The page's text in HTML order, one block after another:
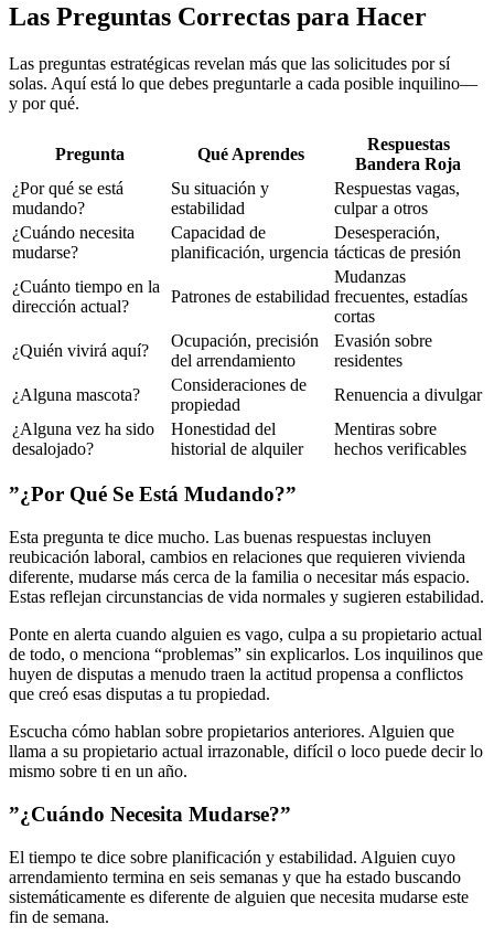
Las Preguntas Correctas para Hacer
Las preguntas estratégicas revelan más que las solicitudes por sí
solas. Aquí está lo que debes preguntarle a cada posible inquilino—
y por qué.
Pregunta Qué Aprendes
Respuestas
Bandera Roja
¿Por qué se está
mudando?
Su situación y
estabilidad
Respuestas vagas,
culpar a otros
¿Cuándo necesita
mudarse?
Capacidad de
planificación, urgencia
Desesperación,
tácticas de presión
¿Cuánto tiempo en la
dirección actual?
Patrones de estabilidad
Mudanzas
frecuentes, estadías
cortas
¿Quién vivirá aquí?
Ocupación, precisión
del arrendamiento
Evasión sobre
residentes
¿Alguna mascota?
Consideraciones de
propiedad
Renuencia a divulgar
¿Alguna vez ha sido
desalojado?
Honestidad del
historial de alquiler
Mentiras sobre
hechos verificables
”¿Por Qué Se Está Mudando?”
Esta pregunta te dice mucho. Las buenas respuestas incluyen
reubicación laboral, cambios en relaciones que requieren vivienda
diferente, mudarse más cerca de la familia o necesitar más espacio.
Estas reflejan circunstancias de vida normales y sugieren estabilidad.
Ponte en alerta cuando alguien es vago, culpa a su propietario actual
de todo, o menciona “problemas” sin explicarlos. Los inquilinos que
huyen de disputas a menudo traen la actitud propensa a conflictos
que creó esas disputas a tu propiedad.
Escucha cómo hablan sobre propietarios anteriores. Alguien que
llama a su propietario actual irrazonable, difícil o loco puede decir lo
mismo sobre ti en un año.
”¿Cuándo Necesita Mudarse?”
El tiempo te dice sobre planificación y estabilidad. Alguien cuyo
arrendamiento termina en seis semanas y que ha estado buscando
sistemáticamente es diferente de alguien que necesita mudarse este
fin de semana.